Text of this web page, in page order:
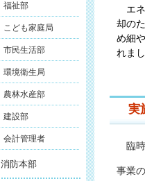
エ
却の
め細
れま
実
臨時
事業
福祉部
こども家庭局
市民生活部
環境衛生局
農林水産部
建設部
会計管理者
消防本部